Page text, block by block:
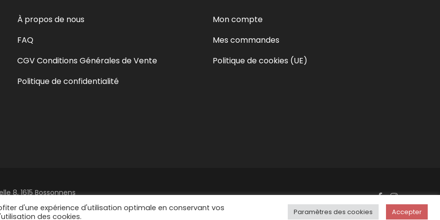
À propos de nous
FAQ
CGV Conditions Générales de Vente
Politique de confidentialité
Mon compte
Mes commandes
Politique de cookies (UE)
8, 1615 Bossonnens
d'une expérience d'utilisation optimale en conservant vos
des cookies.
Paramètres des cookies Accepter